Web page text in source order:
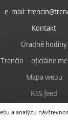
a analýzu
e-mail:
Kontakt
Úradné hodiny
– oficiálne
Mapa webu
RSS feed
Nastavenie